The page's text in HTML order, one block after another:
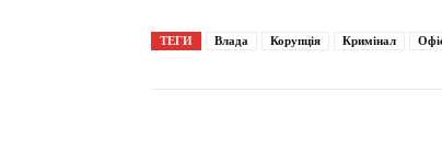
ТЕГИ Влада Корупція Кримінал